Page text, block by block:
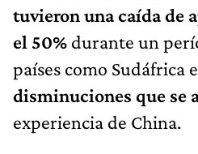
tuvieron una caída de
el 50% durante un
países como Sudáfrica
disminuciones que se
experiencia de China.